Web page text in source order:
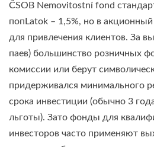
ČSOB Nemovitostní fond
попLatok – 1,5%, но в
для привлечения клиентов. За
паев) большинство розничных
комиссии или берут
придерживался минимального
срока инвестиции (обычно 3
льготы). Зато фонды для
инвесторов часто применяют